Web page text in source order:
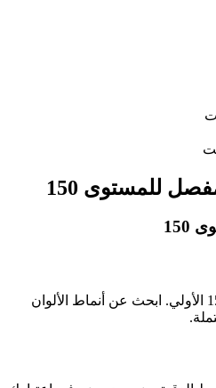
للمستوى 150
ابدأ بفحص تخطيط المستوى 150 الأولي. ابحث عن أنماط الألوان